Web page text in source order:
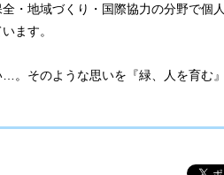
・地域づくり・国際協力の分野で個人
ます。
。そのような思いを『緑、人を育む』